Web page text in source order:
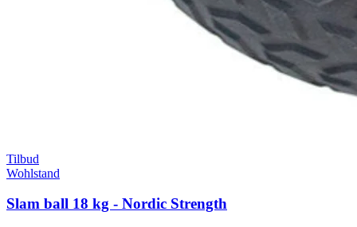
Tilbud
Wohlstand
Slam ball 18 kg - Nordic Strength